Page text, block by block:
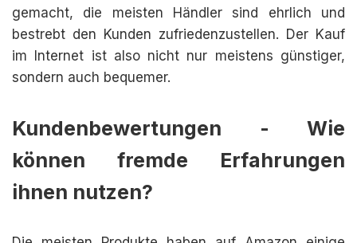
gemacht, die meisten Händler sind ehrlich und
bestrebt den Kunden zufriedenzustellen. Der Kauf
im Internet ist also nicht nur meistens günstiger,
sondern auch bequemer.
Kundenbewertungen - Wie
können fremde Erfahrungen
ihnen nutzen?